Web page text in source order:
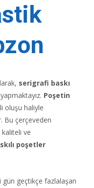
serigrafi baskı
yapmaktayız. Poşetin
oluşu haliyle
Bu çerçeveden
ve
poşetler
geçtikçe fazlalaşan